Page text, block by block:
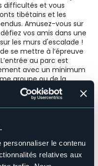
le contenu
relatives aux
difficultés et vous
tibétains et les
Amusez-vous sur
vos amis dans une
les murs d'escalade !
se mettre à l’épreuve
au parc est
avec un minimum
groupe ou de la
tour dure environ
comprenant, dans
mur d’escalade et
des vélos
extérieure équipée
un bar et une